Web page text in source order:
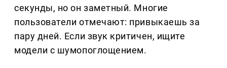
секунды, но он заметный. Многие
пользователи отмечают: привыкаешь за
пару дней. Если звук критичен, ищите
модели с шумопоглощением.